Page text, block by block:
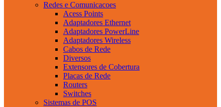
Redes e Comunicacoes
Acess Points
Adaptadores Ethernet
Adaptadores PowerLine
Adaptadores Wireless
Cabos de Rede
Diversos
Extensores de Cobertura
Placas de Rede
Routers
Switches
Sistemas de POS